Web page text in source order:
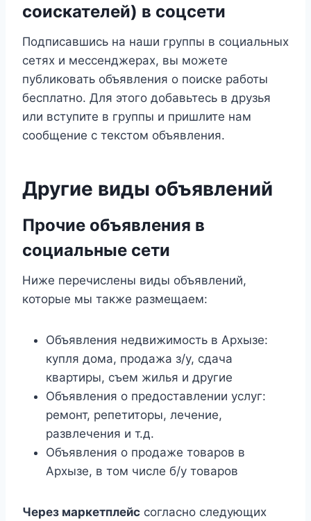
соискателей) в соцсети
Подписавшись на наши группы в социальных
сетях и мессенджерах, вы можете
публиковать объявления о поиске работы
бесплатно. Для этого добавьтесь в друзья
или вступите в группы и пришлите нам
сообщение с текстом объявления.
Другие виды объявлений
Прочие объявления в
социальные сети
Ниже перечислены виды объявлений,
которые мы также размещаем:
Объявления недвижимость в Архызе:
купля дома, продажа з/у, сдача
квартиры, съем жилья и другие
Объявления о предоставлении услуг:
ремонт, репетиторы, лечение,
развлечения и т.д.
Объявления о продаже товаров в
Архызе, в том числе б/у товаров
Через маркетплейс согласно следующих